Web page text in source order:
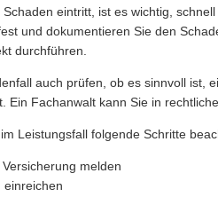
eintritt, ist es wichtig,
und dokumentieren Sie den
durchführen.
auch prüfen, ob es sinnvoll
Ein Fachanwalt kann Sie in
Leistungsfall folgende Schritte
melden
einreichen